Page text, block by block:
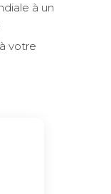
à un
votre